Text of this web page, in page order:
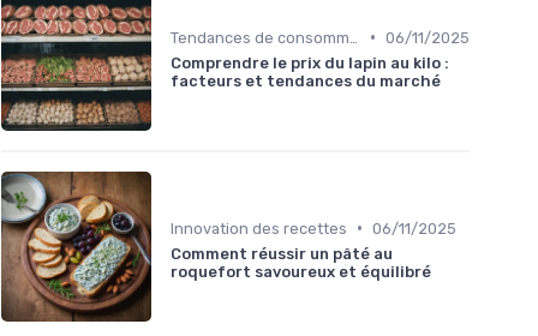
• 06/11/2025
Comprendre le prix du lapin au kilo :
facteurs et tendances du marché
Innovation des recettes • 06/11/2025
Comment réussir un pâté au
roquefort savoureux et équilibré